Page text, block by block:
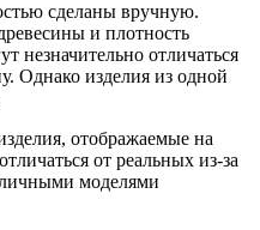
сделаны вручную.
и плотность
незначительно отличаться
Однако изделия из одной
отображаемые на
от реальных из-за
моделями